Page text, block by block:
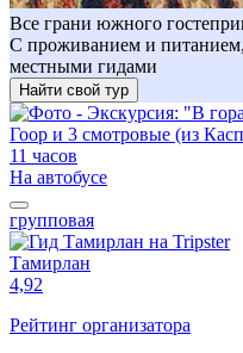
Все грани южного
С проживанием и
местными гидами
Найти свой тур
11 часов
На автобусе
групповая
Тамирлан
4,92
Рейтинг организатора